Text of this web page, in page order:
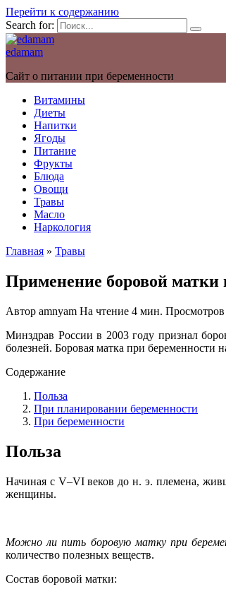
Перейти к содержанию
Search for:
edamam
Сайт о питании при беременности
Витамины
Диеты
Напитки
Ягоды
Питание
Фрукты
Блюда
Овощи
Травы
Масло
Наркология
Главная » Травы
Применение боровой матки
Автор amnyam На чтение 4 мин. Просмотров
Минздрав России в 2003 году признал
болезней. Боровая матка при беременности
Содержание
Польза
При планировании беременности
При беременности
Польза
Начиная с V–VI веков до н. э. племена,
женщины.
Можно ли пить боровую матку при
количество полезных веществ.
Состав боровой матки: